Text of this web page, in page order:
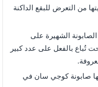
من التعرض للبقع الداكنة
الشهيرة على
تُباع بالفعل على عدد كبير
صابونة كوجي سان في